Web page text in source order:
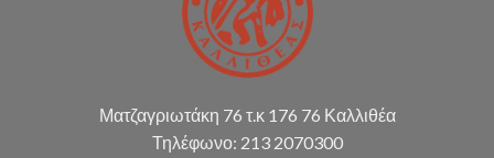
Ματζαγριωτάκη 76 τ.κ 176 76 Καλλιθέα
Τηλέφωνο: 213 2070300